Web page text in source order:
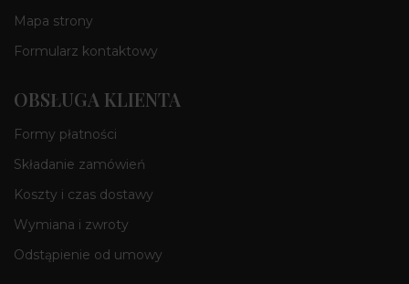
Mapa strony
Formularz kontaktowy
OBSŁUGA KLIENTA
Formy płatności
Składanie zamówień
Koszty i czas dostawy
Wymiana i zwroty
Odstąpienie od umowy